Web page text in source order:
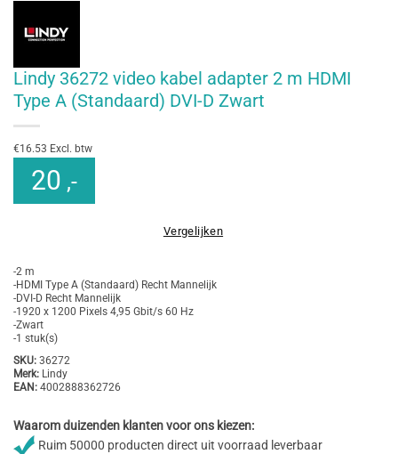
Lindy 36272 video kabel adapter 2 m HDMI
Type A (Standaard) DVI-D Zwart
€16.53 Excl. btw
20 ,-
Vergelijken
-2 m
-HDMI Type A (Standaard) Recht Mannelijk
-DVI-D Recht Mannelijk
-1920 x 1200 Pixels 4,95 Gbit/s 60 Hz
-Zwart
-1 stuk(s)
SKU: 36272
Merk: Lindy
EAN: 4002888362726
Waarom duizenden klanten voor ons kiezen:
Ruim 50000 producten direct uit voorraad leverbaar